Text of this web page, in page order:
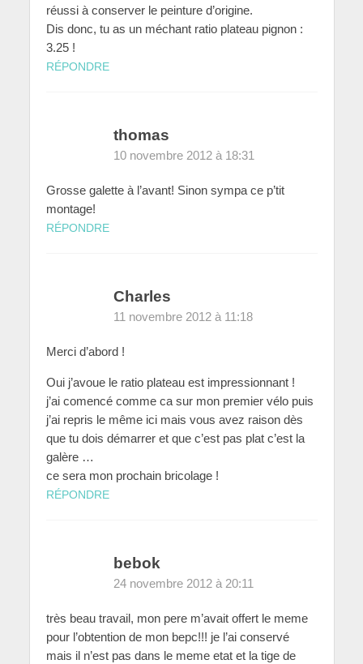
réussi à conserver le peinture d’origine.
Dis donc, tu as un méchant ratio plateau pignon :
3.25 !
RÉPONDRE
thomas
10 novembre 2012 à 18:31
Grosse galette à l’avant! Sinon sympa ce p’tit
montage!
RÉPONDRE
Charles
11 novembre 2012 à 11:18
Merci d’abord !
Oui j’avoue le ratio plateau est impressionnant !
j’ai comencé comme ca sur mon premier vélo puis
j’ai repris le même ici mais vous avez raison dès
que tu dois démarrer et que c’est pas plat c’est la
galère …
ce sera mon prochain bricolage !
RÉPONDRE
bebok
24 novembre 2012 à 20:11
très beau travail, mon pere m’avait offert le meme
pour l’obtention de mon bepc!!! je l’ai conservé
mais il n’est pas dans le meme etat et la tige de